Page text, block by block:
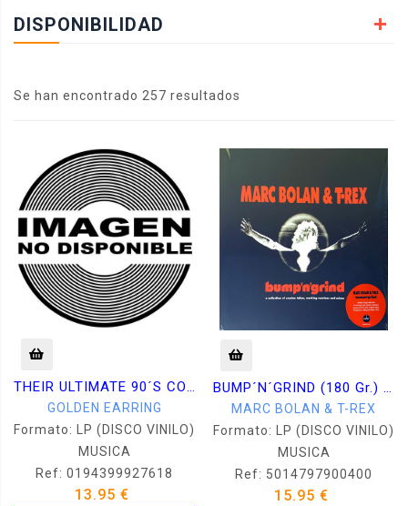
DISPONIBILIDAD
Se han encontrado 257 resultados
THEIR ULTIMATE 90´S COLLECTION -LP
GOLDEN EARRING
Formato: LP (DISCO VINILO)
MUSICA
Ref: 0194399927618
13.95 €
BUMP´N´GRIND (180 Gr.) LP
MARC BOLAN & T-REX
Formato: LP (DISCO VINILO)
MUSICA
Ref: 5014797900400
15.95 €